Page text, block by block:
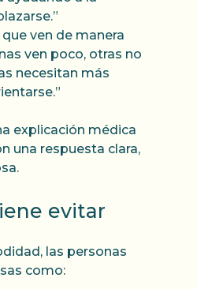
ven de manera
ven poco, otras no
necesitan más
explicación médica
una respuesta clara,
evitar
las personas
como: